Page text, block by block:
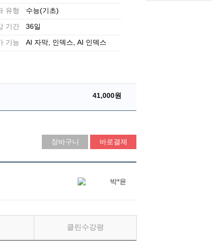
유형
수능(기초)
기간
36일
기능 AI 자막 인덱스 AI 인덱스
41,000원
장바구니 바로결제
박*윤
클린수강평